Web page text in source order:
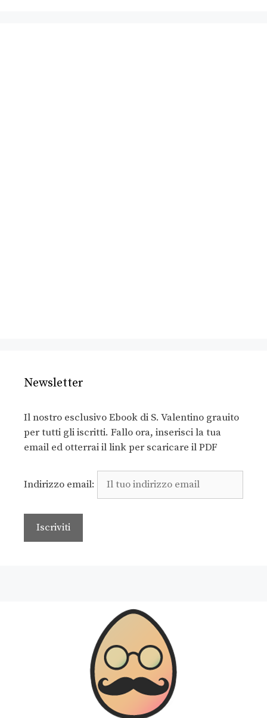
Newsletter
Il nostro esclusivo Ebook di S. Valentino grauito
per tutti gli iscritti. Fallo ora, inserisci la tua
email ed otterrai il link per scaricare il PDF
Indirizzo email: